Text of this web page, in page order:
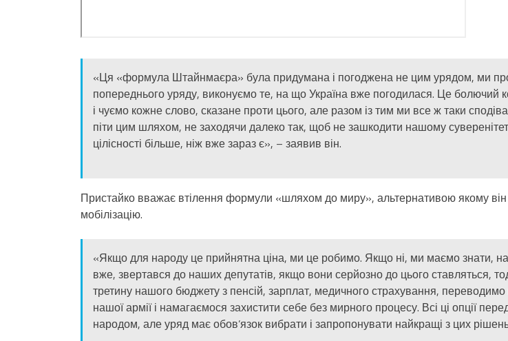
«Ця «формула Штайнмаєра» була придумана і погоджена не цим урядом, ми
попереднього уряду, виконуємо те, на що Україна вже погодилася. Це болючий
і чуємо кожне слово, сказане проти цього, але разом із тим ми все ж таки
піти цим шляхом, не заходячи далеко так, щоб не зашкодити нашому
цілісності більше, ніж вже зараз є», – заявив він.
Пристайко вважає втілення формули «шляхом до миру», альтернативою якому
мобілізацію.
«Якщо для народу це прийнятна ціна, ми це робимо. Якщо ні, ми маємо знати,
вже, звертався до наших депутатів, якщо вони серйозно до цього ставляться,
третину нашого бюджету з пенсій, зарплат, медичного страхування, переводимо
нашої армії і намагаємося захистити себе без мирного процесу. Всі ці опції
народом, але уряд має обов’язок вибрати і запропонувати найкращі з цих